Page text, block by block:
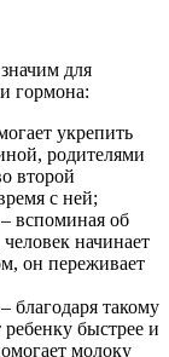
для
гормона:
укрепить
родителями
второй
с ней;
– вспоминая об
начинает
он переживает
– благодаря такому
быстрее и
молоку